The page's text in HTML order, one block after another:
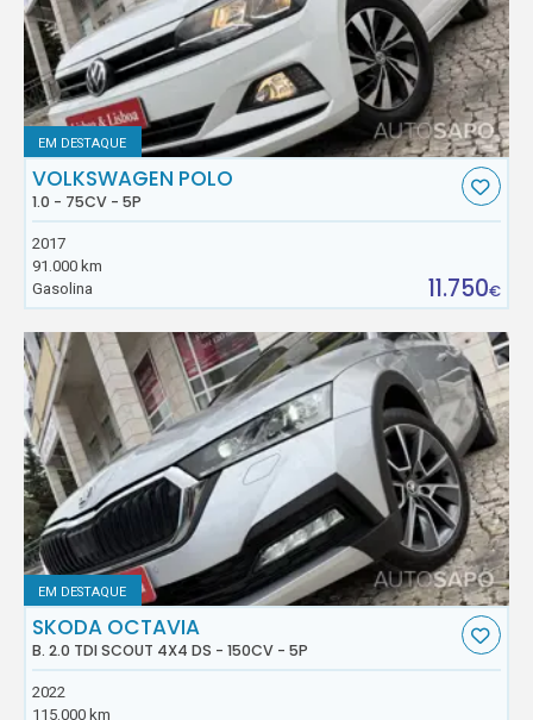
EM DESTAQUE
VOLKSWAGEN POLO
1.0 - 75CV - 5P
2017
91.000 km
Gasolina
11.750€
EM DESTAQUE
SKODA OCTAVIA
B. 2.0 TDI SCOUT 4X4 DS - 150CV - 5P
2022
115.000 km